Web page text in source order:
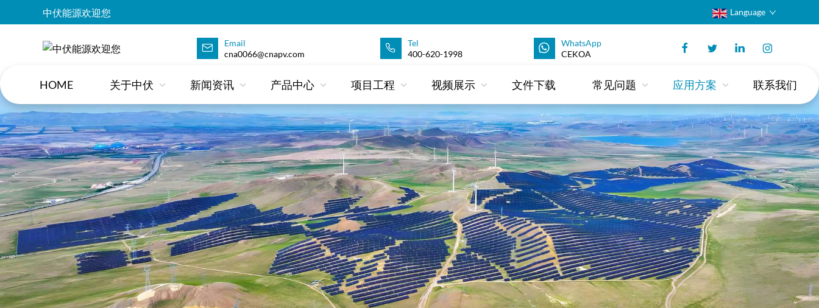
中伏能源欢迎您 Language
Email
cna0066@cnapv.com
Tel
400-620-1998
WhatsApp
CEKOA
HOME 关于中伏 新闻资讯 产品中心 项目工程 视频展示 文件下载 常见问题 应用方案 联系我们